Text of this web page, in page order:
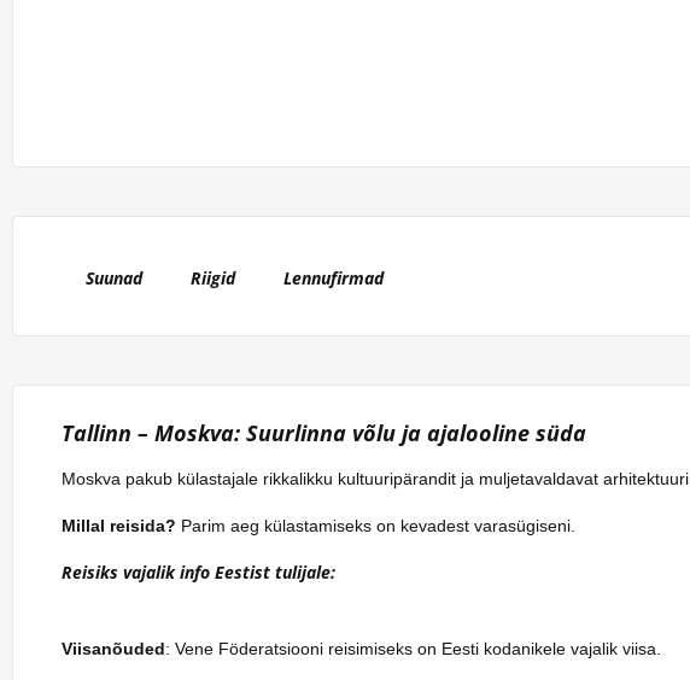
Suunad Riigid Lennufirmad
Tallinn – Moskva: Suurlinna võlu ja ajalooline süda
Moskva pakub külastajale rikkalikku kultuuripärandit ja muljetavaldavat arhitektuuri.
Millal reisida? Parim aeg külastamiseks on kevadest varasügiseni.
Reisiks vajalik info Eestist tulijale:
Viisanõuded: Vene Föderatsiooni reisimiseks on Eesti kodanikele vajalik viisa.